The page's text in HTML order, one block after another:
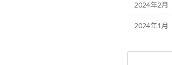
2024年2月
2024年1月